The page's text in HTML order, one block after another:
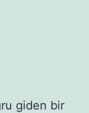
giden bir